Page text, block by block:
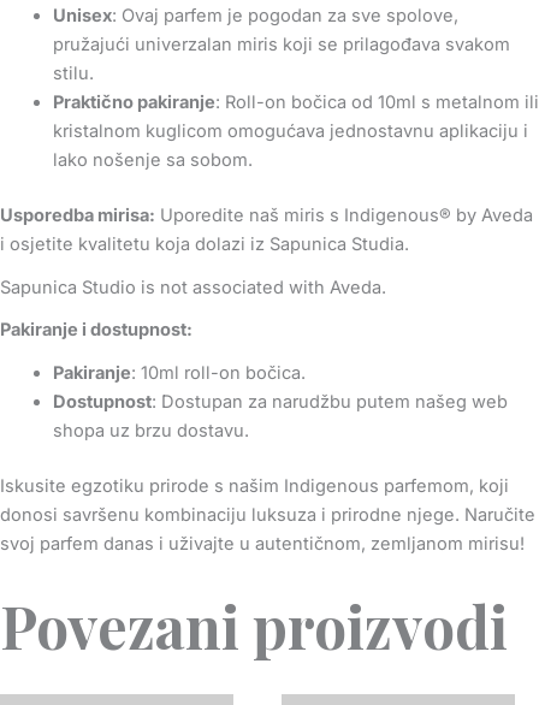
Unisex: Ovaj parfem je pogodan za sve spolove,
pružajući univerzalan miris koji se prilagođava svakom
stilu.
Praktično pakiranje: Roll-on bočica od 10ml s metalnom ili
kristalnom kuglicom omogućava jednostavnu aplikaciju i
lako nošenje sa sobom.
Usporedba mirisa: Uporedite naš miris s Indigenous® by Aveda
i osjetite kvalitetu koja dolazi iz Sapunica Studia.
Sapunica Studio is not associated with Aveda.
Pakiranje i dostupnost:
Pakiranje: 10ml roll-on bočica.
Dostupnost: Dostupan za narudžbu putem našeg web
shopa uz brzu dostavu.
Iskusite egzotiku prirode s našim Indigenous parfemom, koji
donosi savršenu kombinaciju luksuza i prirodne njege. Naručite
svoj parfem danas i uživajte u autentičnom, zemljanom mirisu!
Povezani proizvodi